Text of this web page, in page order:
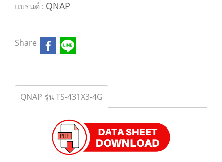
แบรนด์ : QNAP
Share
QNAP รุ่น TS-431X3-4G